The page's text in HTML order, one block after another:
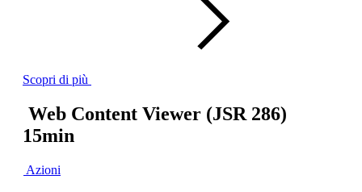
Scopri di più
Web Content Viewer (JSR 286)
15min
Azioni